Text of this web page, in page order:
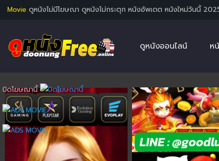
Movie ดูหนังไม่มีโฆษณา ดูหนังไม่กระตุก หนังอัพเดต หนังใหม่วันนี้
ดูหนังออนไลน์ ห
ปิดโฆษณานี้